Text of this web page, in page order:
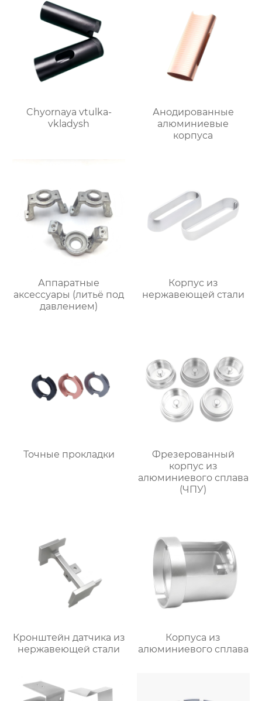
Chyornaya vtulka-
vkladysh
Анодированные
алюминиевые
корпуса
Аппаратные
аксессуары (литьё под
давлением)
Корпус из
нержавеющей стали
Точные прокладки
Фрезерованный
корпус из
алюминиевого сплава
(ЧПУ)
Кронштейн датчика из
нержавеющей стали
Корпуса из
алюминиевого сплава